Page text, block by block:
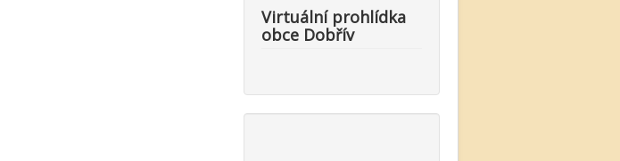
Virtuální prohlídka
obce Dobřív